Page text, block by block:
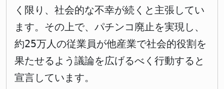
く限り、社会的な不幸が続くと主張してい
ます。その上で、パチンコ廃止を実現し、
約25万人の従業員が他産業で社会的役割を
果たせるよう議論を広げるべく行動すると
宣言しています。